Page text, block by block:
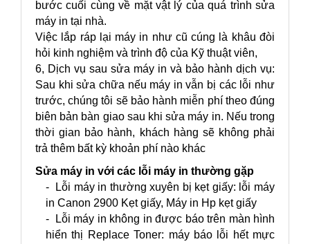
bước cuối cùng về mặt vật lý của quá trình sửa
máy in tại nhà.
Việc lắp ráp lại máy in như cũ cúng là khâu đòi
hỏi kinh nghiệm và trình độ của Kỹ thuật viên,
6, Dịch vụ sau sửa máy in và bảo hành dịch vụ:
Sau khi sửa chữa nếu máy in vẫn bị các lỗi như
trước, chúng tôi sẽ bảo hành miễn phí theo đúng
biên bản bàn giao sau khi sửa máy in. Nếu trong
thời gian bảo hành, khách hàng sẽ không phải
trả thêm bất kỳ khoản phí nào khác
Sửa máy in với các lỗi máy in thường gặp
- Lỗi máy in thường xuyên bị kẹt giấy: lỗi máy
in Canon 2900 Kẹt giấy, Máy in Hp kẹt giấy
- Lỗi máy in không in được báo trên màn hình
hiển thị Replace Toner: máy báo lỗi hết mực